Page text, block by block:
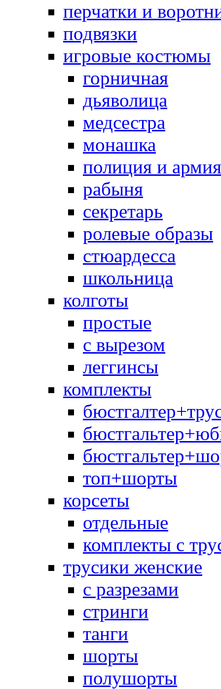
перчатки и
подвязки
игровые костюмы
горничная
дьяволица
медсестра
монашка
полиция и армия
рабыня
секретарь
ролевые образы
стюардесса
школьница
колготы
простые
с вырезом
леггинсы
комплекты
топ+шорты
корсеты
отдельные
комплекты с
трусики женские
с разрезами
стринги
танги
шорты
полушорты